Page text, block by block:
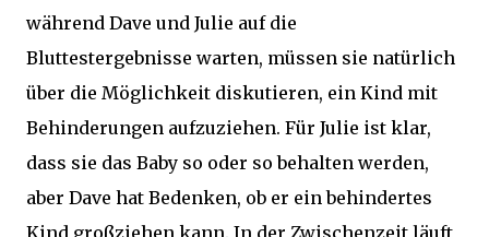
während Dave und Julie auf die
Bluttestergebnisse warten, müssen sie natürlich
über die Möglichkeit diskutieren, ein Kind mit
Behinderungen aufzuziehen. Für Julie ist klar,
dass sie das Baby so oder so behalten werden,
aber Dave hat Bedenken, ob er ein behindertes
Kind großziehen kann. In der Zwischenzeit läuft